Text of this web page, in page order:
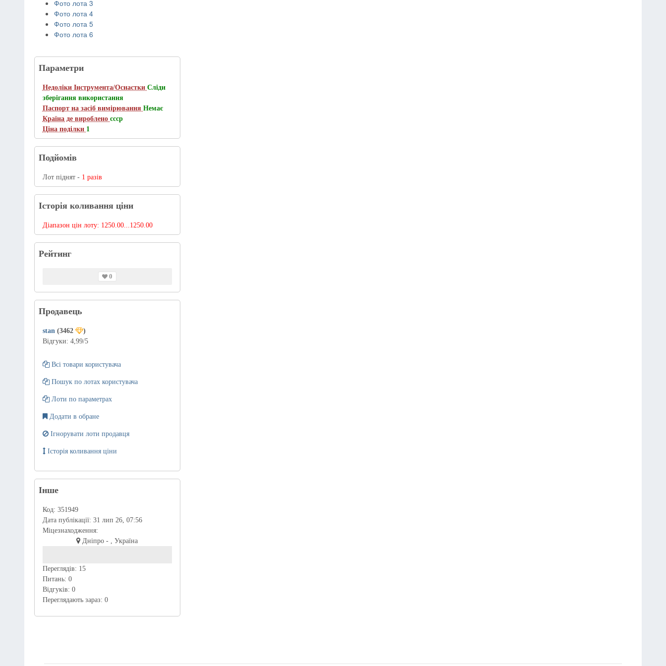
Фото лота 3
Фото лота 4
Фото лота 5
Фото лота 6
Параметри
Недоліки Інструмента/Оснастки Сліди
зберігання використання
Паспорт на засіб вимірювання Немає
Країна де вироблено ссср
Ціна поділки 1
Подйомів
Лот піднят - 1 разів
Історія коливання ціни
Діапазон цін лоту: 1250.00...1250.00
Рейтинг
0
Продавець
stan (3462
)
Відгуки: 4,99/5
Всі товари користувача
Пошук по лотах користувача
Лоти по параметрах
Додати в обране
Ігнорувати лоти продавця
Історія коливання ціни
Інше
Код: 351949
Дата публікації: 31 лип 26, 07:56
Міцезнаходження:
Дніпро - , Україна
Переглядів: 15
Питань: 0
Відгуків: 0
Переглядають зараз: 0